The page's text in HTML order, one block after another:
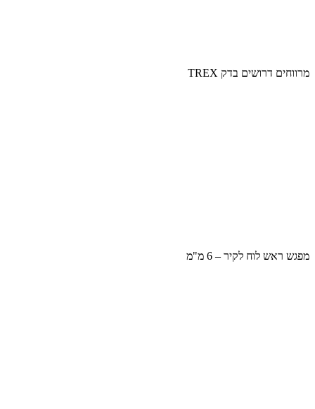
מרווחים דרושים בדק TREX
מפגש ראש לוח לקיר – 6 מ"מ